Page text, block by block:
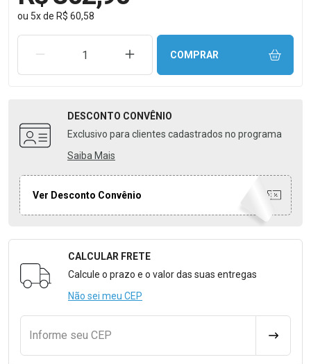
ou 5xde R$ 60,58
REMOVER UMA UNIDADEAUMENTAR UMA UNIDADE
COMPRAR
DESCONTO CONVÊNIO
Exclusivo para clientes cadastrados no programa
Saiba Mais
Ver Desconto Convênio
Formulário para Calcular o Frete
CALCULAR FRETE
Calcule o prazo e o valor das suas entregas
Não sei meu CEP
Informe seu CEP